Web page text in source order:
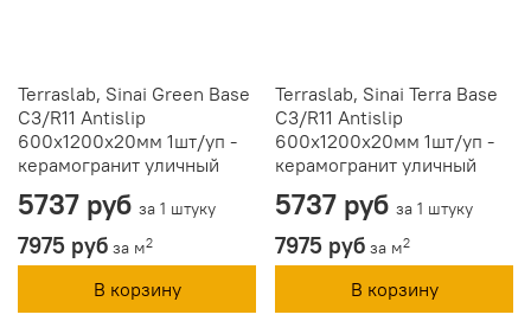
Terraslab, Sinai Green Base
C3/R11 Antislip
600х1200х20мм 1шт/уп -
керамогранит уличный
5737 руб за 1 штуку
7975 руб за м2
В корзину
Terraslab, Sinai Terra Base
C3/R11 Antislip
600х1200х20мм 1шт/уп -
керамогранит уличный
5737 руб за 1 штуку
7975 руб за м2
В корзину